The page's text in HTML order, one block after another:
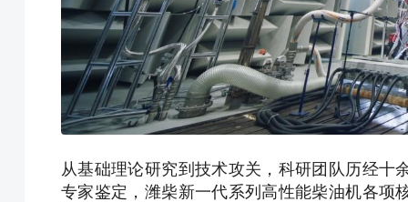
从基础理论研究到技术攻关，科研团队历经十
专家鉴定，潍柴新一代系列高性能柴油机各项